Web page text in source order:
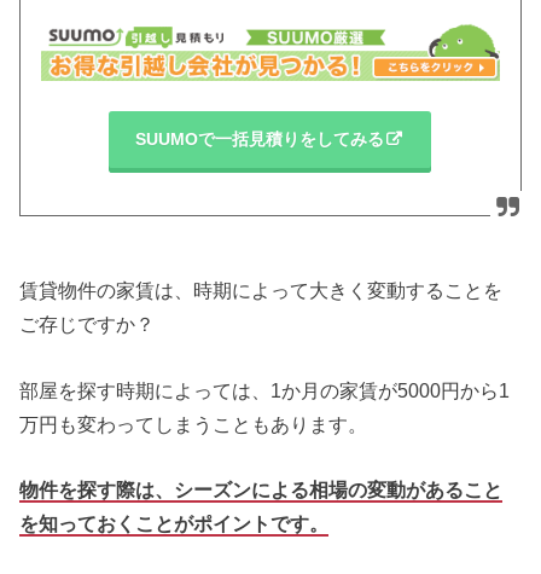
SUUMOで一括見積りをしてみる
賃貸物件の家賃は、時期によって大きく変動することを
ご存じですか？
部屋を探す時期によっては、1か月の家賃が5000円から1
万円も変わってしまうこともあります。
物件を探す際は、シーズンによる相場の変動があること
を知っておくことがポイントです。